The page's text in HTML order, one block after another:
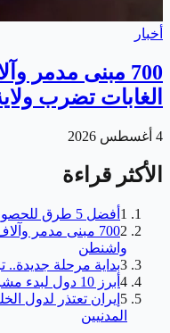
أخبار
700 مبنى مدمر
الغابات تضرب
4 أغسطس 2026
الأكثر قراءة
1 أفضل 5 طرق للحصول على الإقامة في الإمارات
2
700 مبنى مدمر
واشنطن
3بداية مرحلة
4 أبرز 10 دول لبدء مشروع
5 إيران تعتذر لدول
المدنيين